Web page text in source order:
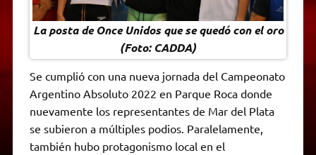
La posta de Once Unidos que se quedó con el oro
(Foto: CADDA)
Se cumplió con una nueva jornada del Campeonato
Argentino Absoluto 2022 en Parque Roca donde
nuevamente los representantes de Mar del Plata
se subieron a múltiples podios. Paralelamente,
también hubo protagonismo local en el